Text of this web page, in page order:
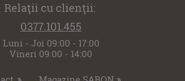
Relaţii cu clienţii:
0377.101.455
Luni - Joi 09:00 - 17:00
Vineri 09:00 - 14:00